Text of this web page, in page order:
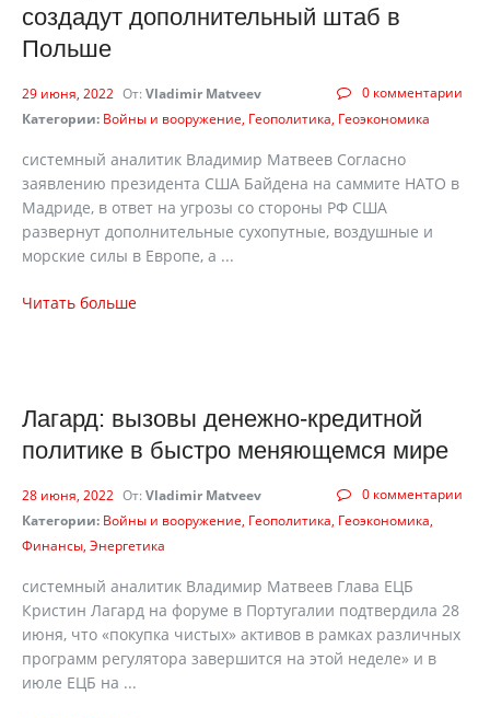
создадут дополнительный штаб в
Польше
0 комментарии
29 июня, 2022 От: Vladimir Matveev
Категории: Войны и вооружение Геополитика Геоэкономика
системный аналитик Владимир Матвеев Согласно
заявлению президента США Байдена на саммите НАТО в
Мадриде, в ответ на угрозы со стороны РФ США
развернут дополнительные сухопутные, воздушные и
морские силы в Европе, а ...
Читать больше
Лагард: вызовы денежно-кредитной
политике в быстро меняющемся мире
0 комментарии
28 июня, 2022 От: Vladimir Matveev
Категории: Войны и вооружение Геополитика Геоэкономика
Финансы Энергетика
системный аналитик Владимир Матвеев Глава ЕЦБ
Кристин Лагард на форуме в Португалии подтвердила 28
июня, что «покупка чистых» активов в рамках различных
программ регулятора завершится на этой неделе» и в
июле ЕЦБ на ...